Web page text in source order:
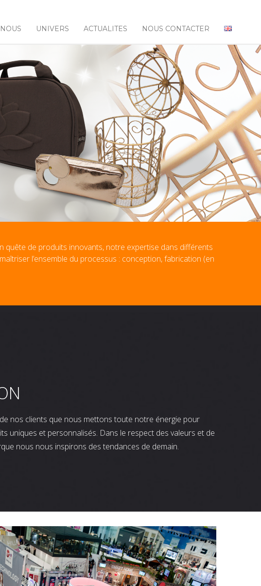
UNIVERS ACTUALITES NOUS CONTACTER
quête de produits innovants, notre expertise dans différents
l’ensemble du processus : conception, fabrication (en
de nos clients que nous mettons toute notre énergie pour
uniques et personnalisés. Dans le respect des valeurs et de
nous nous inspirons des tendances de demain.